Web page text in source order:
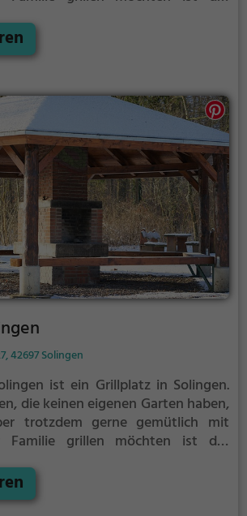
Nachbarn. Hier kann eine Feier
spät in die Nacht gehen und
unter euch und könnt
42697 Solingen
ist ein Grillplatz in Solingen.
die keinen eigenen Garten haben,
trotzdem gerne gemütlich mit
Familie grillen möchten ist der
Nachbarn. Hier kann eine Feier
spät in die Nacht gehen und